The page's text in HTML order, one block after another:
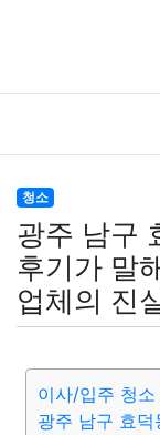
청소
광주 남구
후기가 말
업체의 진
이사/입주 청소
광주 남구 효